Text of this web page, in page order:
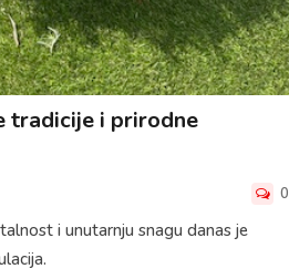
tradicije i prirodne
0
i unutarnju snagu danas je